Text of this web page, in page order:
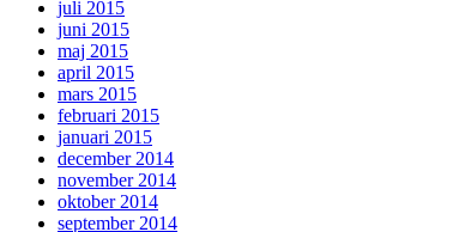
juli 2015
juni 2015
maj 2015
april 2015
mars 2015
februari 2015
januari 2015
december 2014
november 2014
oktober 2014
september 2014